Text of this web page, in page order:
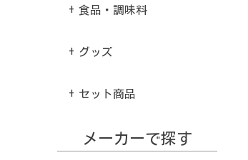
食品・調味料
グッズ
セット商品
メーカーで探す